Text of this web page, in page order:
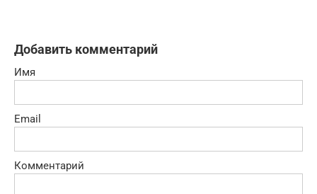
Добавить комментарий
Имя
Email
Комментарий